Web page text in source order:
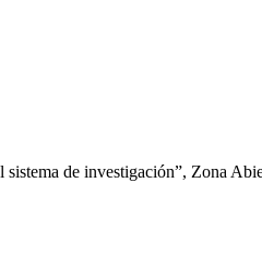
de investigación”, Zona